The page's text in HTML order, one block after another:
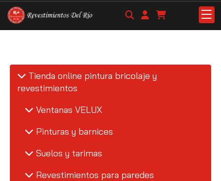
Tienda online pintura bricolaje y
revestimientos
Ventanas VELUX
Pinturas y barnices
Suelos y tarimas
Revestimientos para paredes